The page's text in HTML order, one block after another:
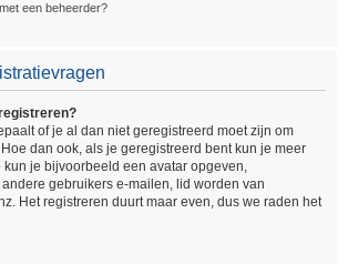
een beheerder?
of je al dan niet geregistreerd moet zijn om
dan ook, als je geregistreerd bent kun je meer
kun je bijvoorbeeld een avatar opgeven,
gebruikers e-mailen, lid worden van
Het registreren duurt maar even, dus we raden het